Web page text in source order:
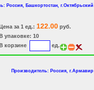
Россия, Башкортостан, г.Октябрьский
за 1 ед.: 122.00руб.
упаковке: 10
корзине
ед.
Производитель: Россия, г.Армавир